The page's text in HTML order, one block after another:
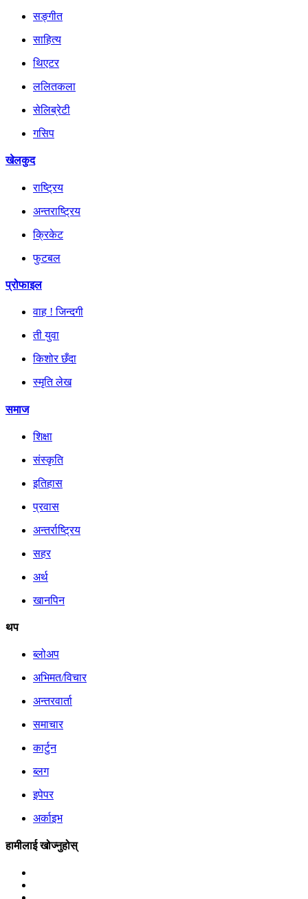
सङ्गीत
साहित्य
थिएटर
ललितकला
सेलिब्रेटी
गसिप
खेलकुद
राष्ट्रिय
अन्तराष्ट्रिय
क्रिकेट
फुटबल
प्रोफाइल
वाह ! जिन्दगी
ती युवा
किशोर छँदा
स्मृति लेख
समाज
शिक्षा
संस्कृति
इतिहास
प्रवास
अन्तर्राष्ट्रिय
सहर
अर्थ
खानपिन
थप
ब्लोअप
अभिमत/विचार
अन्तरवार्ता
समाचार
कार्टुन
ब्लग
इपेपर
अर्काइभ
हामीलाई खोज्नुहोस्